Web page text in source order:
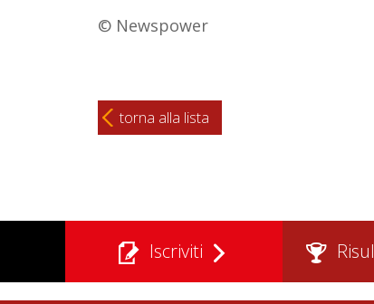
© Newspower
torna alla lista
Iscriviti